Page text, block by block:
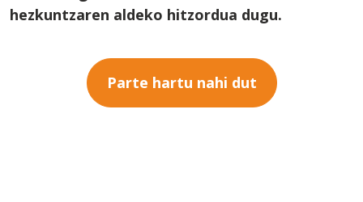
hezkuntzaren aldeko hitzordua dugu.
Parte hartu nahi dut